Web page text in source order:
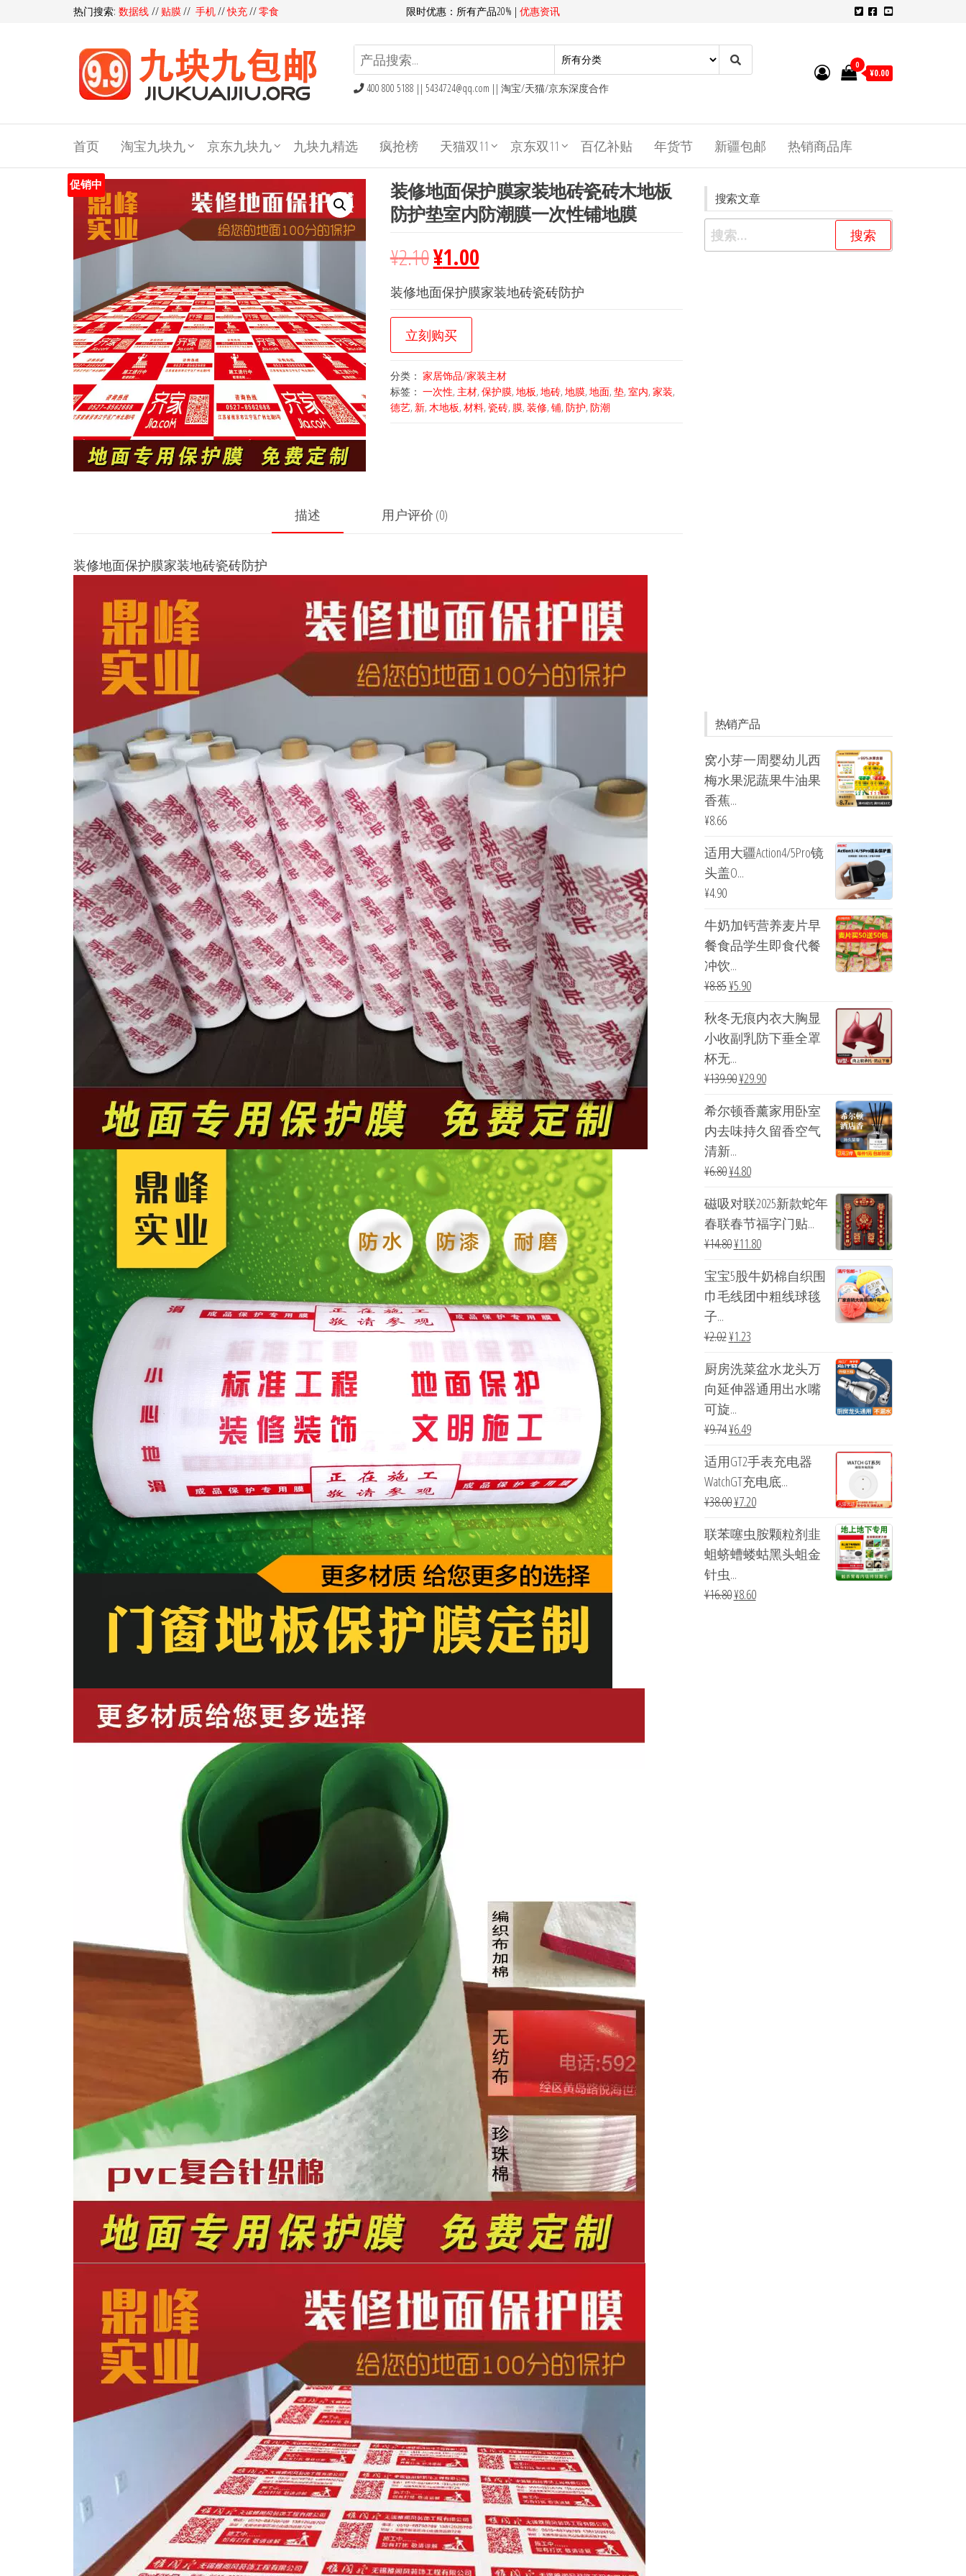
热门搜索: 数据线 // 贴膜// 手机//快充//零食 限时优惠：所有产品20% | 优惠资讯
九包
邮,9
块9包
邮,9.9
元包
邮,九
官网
400 800 5188 || 5434724@qq.com || 淘宝/天猫/京东深度合作
0
¥0.00
首页 淘宝九块九 京东九块九 九块九精选 疯抢榜 天猫双11 京东双11 百亿补贴 年货节 新疆包邮 热销商品库
促销中
装修地面保护膜家装地砖瓷砖木地板
防护垫室内防潮膜一次性铺地膜
¥2.10¥1.00
装修地面保护膜家装地砖瓷砖防护
立刻购买
分类： 家居饰品/家装主材
标签： 一次性, 主材, 保护膜, 地板, 地砖, 地膜, 地面, 垫, 室内, 家装,
德艺, 新, 木地板, 材料, 瓷砖, 膜, 装修, 铺, 防护, 防潮
描述 用户评价 (0)
装修地面保护膜家装地砖瓷砖防护
搜索文章
热销产品
窝小芽一周婴幼儿西
梅水果泥蔬果牛油果
香蕉...
¥8.66
适用大疆Action4/5Pro镜
头盖O...
¥4.90
牛奶加钙营养麦片早
餐食品学生即食代餐
冲饮...
¥8.85¥5.90
秋冬无痕内衣大胸显
小收副乳防下垂全罩
杯无...
¥139.90¥29.90
希尔顿香薰家用卧室
内去味持久留香空气
清新...
¥6.80¥4.80
磁吸对联2025新款蛇年
春联春节福字门贴...
¥14.80¥11.80
宝宝5股牛奶棉自织围
巾毛线团中粗线球毯
子...
¥2.02¥1.23
厨房洗菜盆水龙头万
向延伸器通用出水嘴
可旋...
¥9.74¥6.49
适用GT2手表充电器
WatchGT充电底...
¥38.00¥7.20
联苯噻虫胺颗粒剂韭
蛆蛴螬蝼蛄黑头蛆金
针虫...
¥16.80¥8.60